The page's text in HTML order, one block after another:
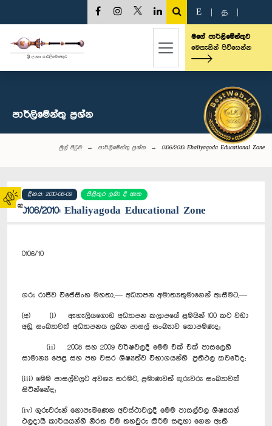
02
E த
මගේ පාර්ලිමේන්තුව
මෙතැනින් පිවිසෙන්න
පාර්ලි‌මේන්තු‌ ප්‍රශ්න
මුල් පිටුව පාර්ලි‌මේන්තු‌ ප්‍රශ්න 0106/2010: Ehaliyagoda Educational Zone
දිනය: 2010-06-09 පිළිතුර ලබා දී ඇත
0106/2010: Ehaliyagoda Educational Zone
0106/'10
ගරු රාජීව විජේසිංහ මහතා,— අධ්‍යාපන අමාත්‍යතුමාගෙන් ඇසීමට,—
(අ) (i) ඇහැලියගොඩ අධ්‍යාපන කලාපයේ ළමයින් 100 කට වඩා
අඩු සංඛ්‍යාවක් අධ්‍යාපනය ලබන පාසල් සංඛ්‍යාව කොපමණද;
(ii) 2008 සහ 2009 වර්ෂවලදී මෙම එක් එක් පාසලෙහි
සාමාන්‍ය පෙළ සහ පහ වසර ශිෂ්‍යත්ව විභාගයන්හි ප්‍රතිඵල කවරේද;
(iii) මෙම පාසල්වලට අවශ්‍ය තරමට, ප්‍රමාණවත් ගුරුවරු සංඛ්‍යාවක්
සිටින්නේද;
(iv) ගුරුවරුන් නොපැමිණෙන අවස්ථාවලදී මෙම පාසල්වල ශිෂ්‍යයන්
ඵලදායී කාර්යයන්හි නිරත වීම තහවුරු කිරීම සඳහා ගෙන ඇති